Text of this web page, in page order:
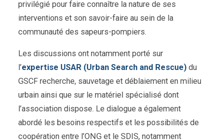
privilégié pour faire connaître la nature de ses
interventions et son savoir-faire au sein de la
communauté des sapeurs-pompiers.
Les discussions ont notamment porté sur
l’expertise USAR (Urban Search and Rescue) du
GSCF recherche, sauvetage et déblaiement en milieu
urbain ainsi que sur le matériel spécialisé dont
l’association dispose. Le dialogue a également
abordé les besoins respectifs et les possibilités de
coopération entre l’ONG et le SDIS, notamment